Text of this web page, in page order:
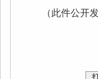
（此件公开发